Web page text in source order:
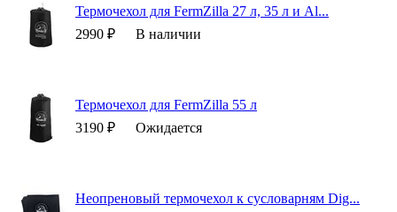
Термочехол для FermZilla 27 л, 35 л и Al...
2990 ₽
В наличии
Термочехол для FermZilla 55 л
3190 ₽
Ожидается
Неопреновый термочехол к сусловарням Dig...